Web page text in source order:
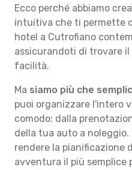
Ecco perché abbiamo
intuitiva che ti permette
hotel a Cutrofiano
assicurandoti di trovare
facilità.
Ma siamo più che
puoi organizzare l'intero
comodo: dalla
della tua auto a
rendere la pianificazione
avventura il più semplice